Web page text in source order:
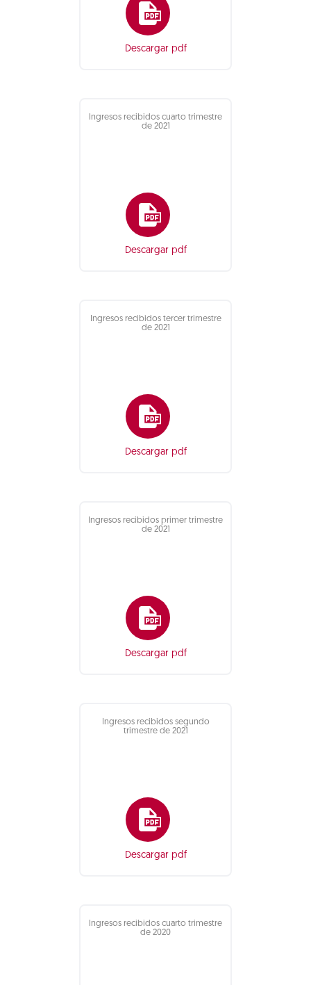
Descargar pdf
Ingresos recibidos cuarto trimestre
de 2021
Descargar pdf
Ingresos recibidos tercer trimestre
de 2021
Descargar pdf
Ingresos recibidos primer trimestre
de 2021
Descargar pdf
Ingresos recibidos segundo
trimestre de 2021
Descargar pdf
Ingresos recibidos cuarto trimestre
de 2020